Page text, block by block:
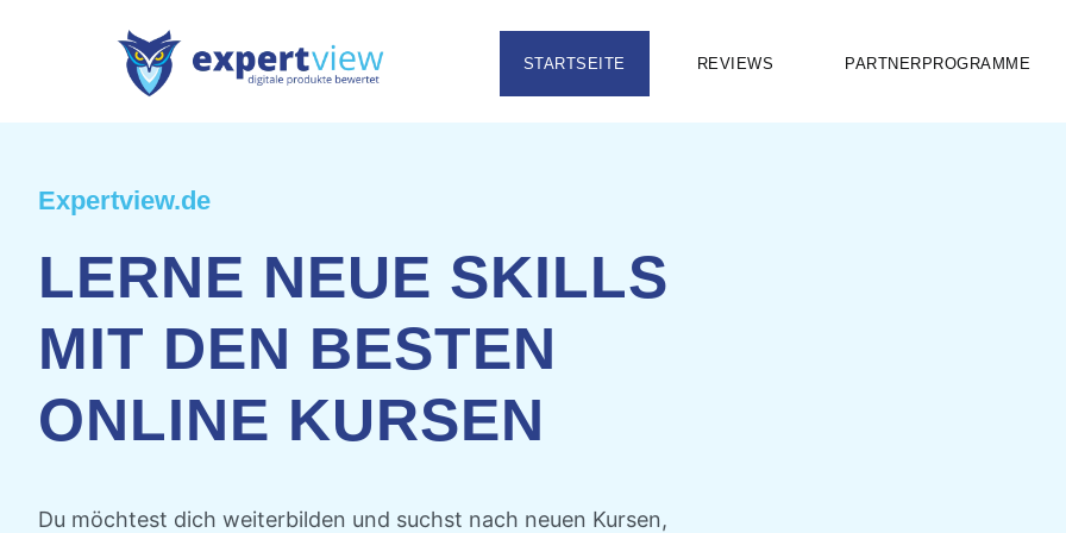
STARTSEITE REVIEWS PARTNERPROGRAMME
Expertview.de
LERNE NEUE SKILLS
MIT DEN BESTEN
ONLINE KURSEN
Du möchtest dich weiterbilden und suchst nach neuen Kursen,